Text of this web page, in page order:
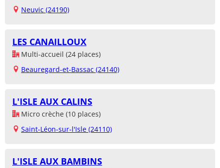
Neuvic (24190)
LES CANAILLOUX
Multi-accueil (24 places)
Beauregard-et-Bassac (24140)
L'ISLE AUX CALINS
Micro crèche (10 places)
Saint-Léon-sur-l'Isle (24110)
L'ISLE AUX BAMBINS